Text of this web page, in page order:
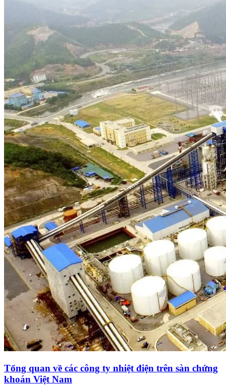
Tổng quan về các công ty nhiệt điện trên sàn chứng
khoán Việt Nam